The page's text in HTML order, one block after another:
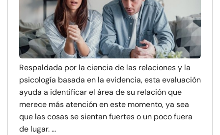
Respaldada por la ciencia de las relaciones y la
psicología basada en la evidencia, esta evaluación
ayuda a identificar el área de su relación que
merece más atención en este momento, ya sea
que las cosas se sientan fuertes o un poco fuera
de lugar. ...